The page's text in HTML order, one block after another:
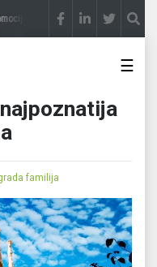
potencijal pretvara u destinaciju
☰
familija